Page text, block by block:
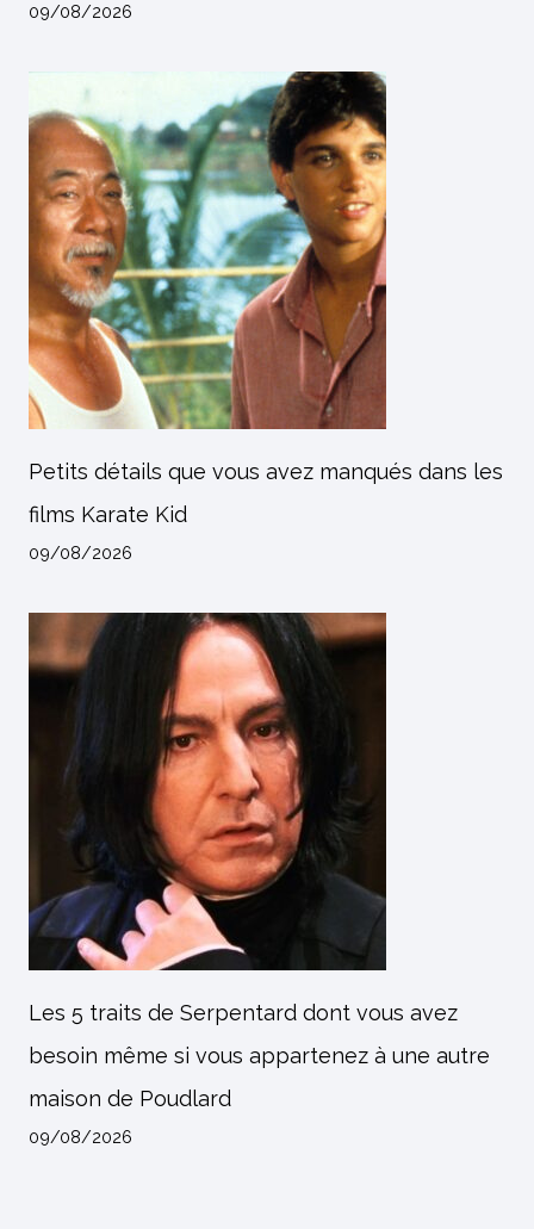
09/08/2026
Petits détails que vous avez manqués dans les
films Karate Kid
09/08/2026
Les 5 traits de Serpentard dont vous avez
besoin même si vous appartenez à une autre
maison de Poudlard
09/08/2026